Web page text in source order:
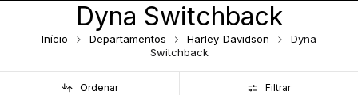
Dyna Switchback
Início Departamentos Harley-Davidson
Dyna
Switchback
Ordenar Filtrar